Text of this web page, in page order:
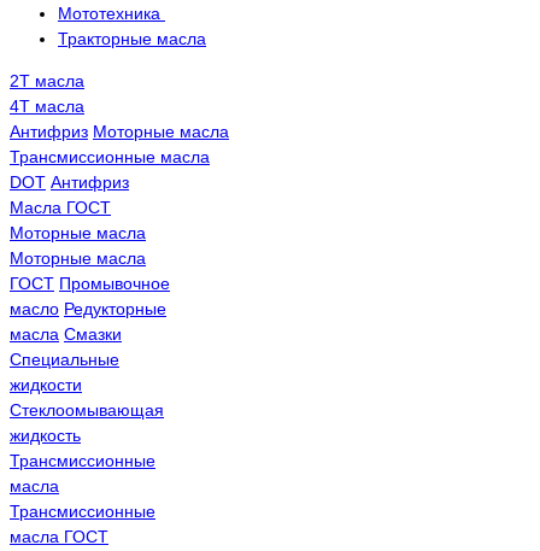
Мототехника
Тракторные масла
2Т масла
4Т масла
Антифриз Моторные масла
Трансмисcионные масла
DOT Антифриз
Масла ГОСТ
Моторные масла
Моторные масла
ГОСТ Промывочное
масло Редукторные
масла Смазки
Специальные
жидкости
Стеклоомывающая
жидкость
Трансмиссионные
масла
Трансмиссионные
масла ГОСТ